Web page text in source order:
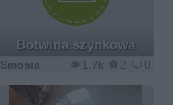
Botwina szynkowa
1.7k 2 0
Smosia